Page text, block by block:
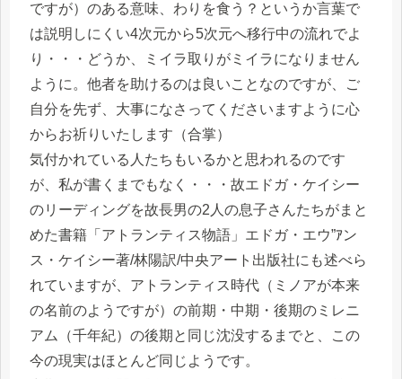
ですが）のある意味、わりを食う？というか言葉で
は説明しにくい4次元から5次元へ移行中の流れでよ
り・・・どうか、ミイラ取りがミイラになりません
ように。他者を助けるのは良いことなのですが、ご
自分を先ず、大事になさってくださいますように心
からお祈りいたします（合掌）
気付かれている人たちもいるかと思われるのです
が、私が書くまでもなく・・・故エドガ・ケイシー
のリーディングを故長男の2人の息子さんたちがまと
めた書籍「アトランティス物語」エドガ・エウ”ｱン
ス・ケイシー著/林陽訳/中央アート出版社にも述べら
れていますが、アトランティス時代（ミノアが本来
の名前のようですが）の前期・中期・後期のミレニ
アム（千年紀）の後期と同じ沈没するまでと、この
今の現実はほとんど同じようです。